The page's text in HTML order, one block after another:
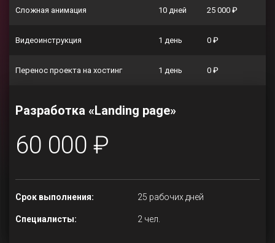
Сложная анимация 10 дней 25 000 ₽
Видеоинструкция 1 день 0 ₽
Перенос проекта на хостинг 1 день 0 ₽
Разработка «Landing page»
60 000 ₽
Срок выполнения: 25 рабочих дней
Специалисты: 2 чел.